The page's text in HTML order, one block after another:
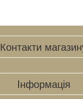
Контакти
Iнформація